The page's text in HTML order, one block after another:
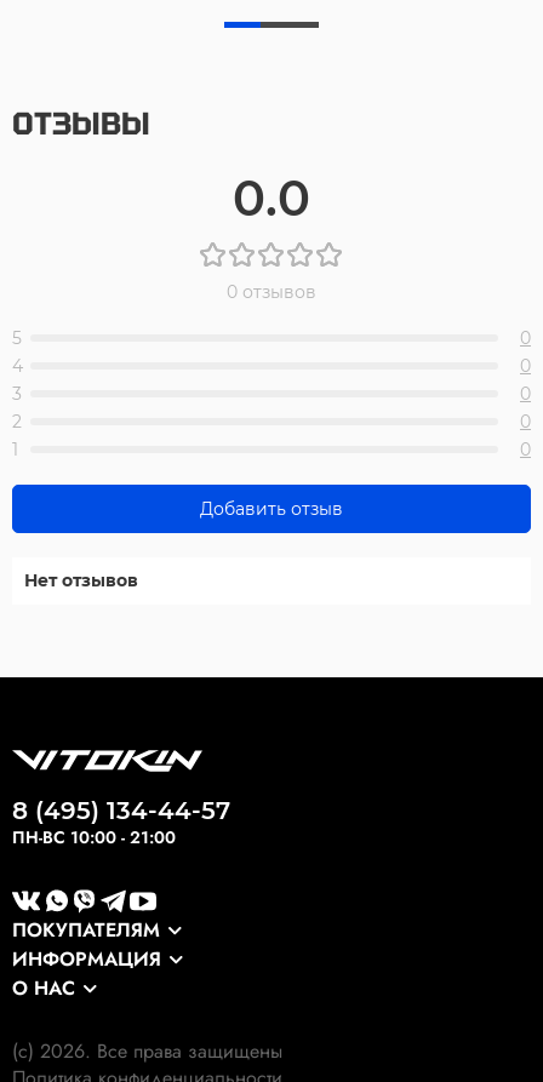
ОТЗЫВЫ
0.0
0 отзывов
5
0
4
0
3
0
2
0
1
0
Добавить отзыв
Нет отзывов
ПОКУПАТЕЛЯМ
Каталог
Оплата и доставка
ИНФОРМАЦИЯ
Оптовикам
Выкуп формы
О НАС
Наши клиенты
8 (495) 134-44-57
ПН-ВС 10:00 - 21:00
(c) 2026. Все права защищены